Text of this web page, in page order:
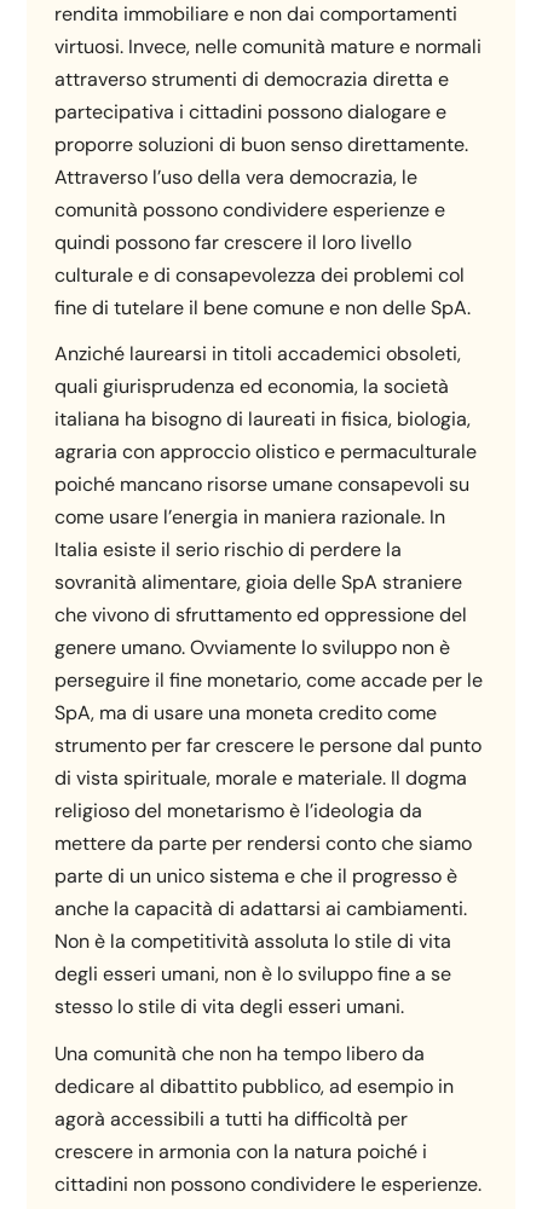
rendita immobiliare e non dai comportamenti
virtuosi. Invece, nelle comunità mature e normali
attraverso strumenti di democrazia diretta e
partecipativa i cittadini possono dialogare e
proporre soluzioni di buon senso direttamente.
Attraverso l’uso della vera democrazia, le
comunità possono condividere esperienze e
quindi possono far crescere il loro livello
culturale e di consapevolezza dei problemi col
fine di tutelare il bene comune e non delle SpA.
Anziché laurearsi in titoli accademici obsoleti,
quali giurisprudenza ed economia, la società
italiana ha bisogno di laureati in fisica, biologia,
agraria con approccio olistico e permaculturale
poiché mancano risorse umane consapevoli su
come usare l’energia in maniera razionale. In
Italia esiste il serio rischio di perdere la
sovranità alimentare, gioia delle SpA straniere
che vivono di sfruttamento ed oppressione del
genere umano. Ovviamente lo sviluppo non è
perseguire il fine monetario, come accade per le
SpA, ma di usare una moneta credito come
strumento per far crescere le persone dal punto
di vista spirituale, morale e materiale. Il dogma
religioso del monetarismo è l’ideologia da
mettere da parte per rendersi conto che siamo
parte di un unico sistema e che il progresso è
anche la capacità di adattarsi ai cambiamenti.
Non è la competitività assoluta lo stile di vita
degli esseri umani, non è lo sviluppo fine a se
stesso lo stile di vita degli esseri umani.
Una comunità che non ha tempo libero da
dedicare al dibattito pubblico, ad esempio in
agorà accessibili a tutti ha difficoltà per
crescere in armonia con la natura poiché i
cittadini non possono condividere le esperienze.